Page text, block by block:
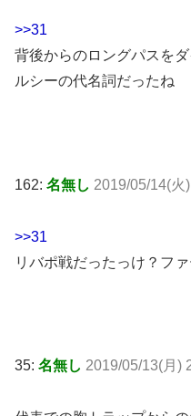
>>31
背後からのロングパスを
ルシーの代名詞だったね
162: 名無し 2019/05/14(火
>>31
リバポ戦だったっけ？フ
35: 名無し 2019/05/13(月)